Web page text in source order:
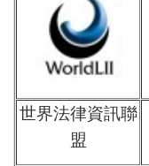
世界法律資訊聯
盟